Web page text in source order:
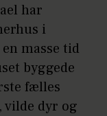
har
i
masse tid
byggede
fælles
vilde dyr og